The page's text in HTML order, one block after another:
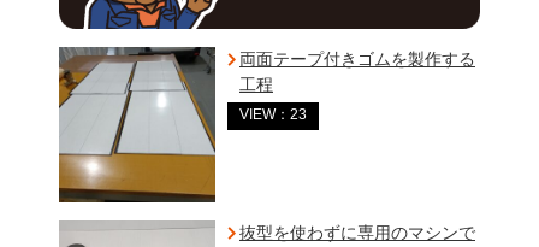
両面テープ付きゴムを製作する
工程
VIEW：23
抜型を使わずに専用のマシンで